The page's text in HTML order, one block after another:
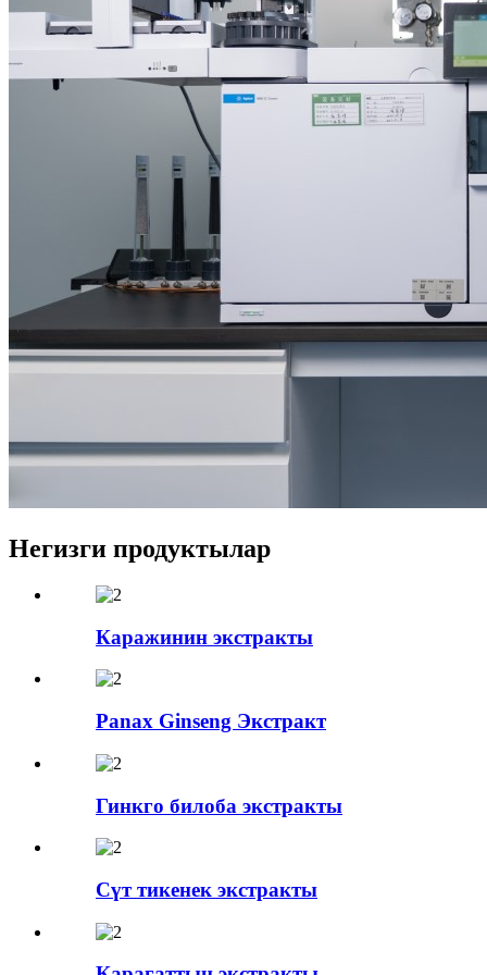
Негизги продуктылар
Каражинин экстракты
Panax Ginseng Экстракт
Гинкго билоба экстракты
Сүт тикенек экстракты